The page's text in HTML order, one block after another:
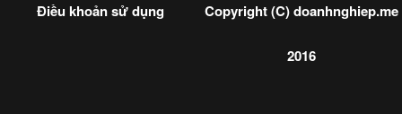
Điều khoản sử dụng Copyright (C) doanhnghiep.me
2016